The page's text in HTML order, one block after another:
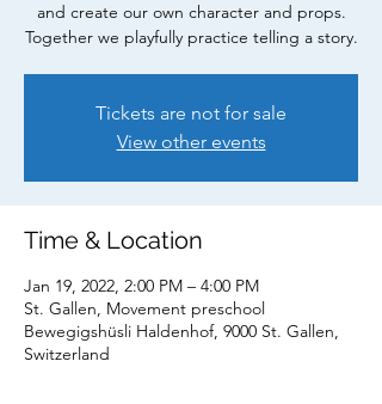
and create our own character and props.
Together we playfully practice telling a story.
Tickets are not for sale
View other events
Time & Location
Jan 19, 2022, 2:00 PM – 4:00 PM
St. Gallen, Movement preschool
Bewegigshüsli Haldenhof, 9000 St. Gallen,
Switzerland